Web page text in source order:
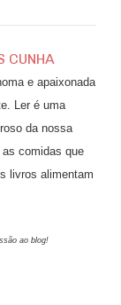
CUNHA
e apaixonada
Ler é uma
da nossa
comidas que
livros alimentam
ao blog!